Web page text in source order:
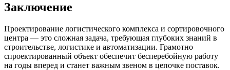
Заключение
Проектирование логистического комплекса и сортировочного
центра — это сложная задача, требующая глубоких знаний в
строительстве, логистике и автоматизации. Грамотно
спроектированный объект обеспечит бесперебойную работу
на годы вперед и станет важным звеном в цепочке поставок.